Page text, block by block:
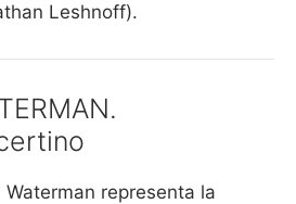
Leshnoff).
representa la